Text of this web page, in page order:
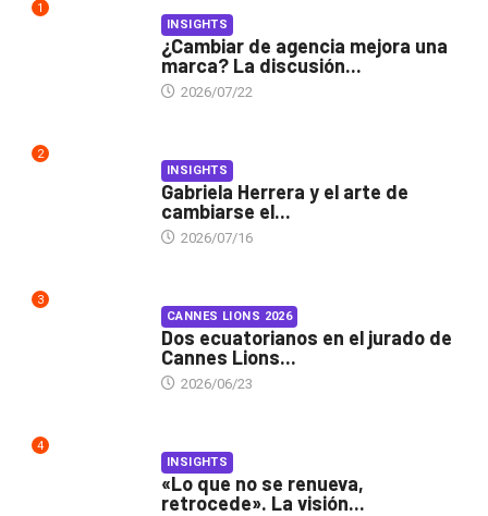
1
INSIGHTS
¿Cambiar de agencia mejora una
marca? La discusión...
2026/07/22
2
INSIGHTS
Gabriela Herrera y el arte de
cambiarse el...
2026/07/16
3
CANNES LIONS 2026
Dos ecuatorianos en el jurado de
Cannes Lions...
2026/06/23
4
INSIGHTS
«Lo que no se renueva,
retrocede». La visión...